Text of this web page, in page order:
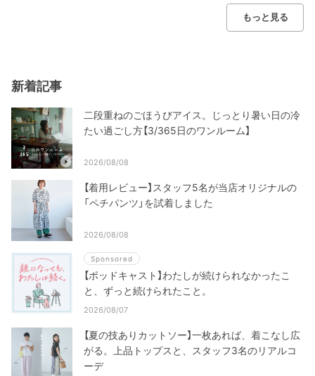
もっと見る
新着記事
二段重ねのごほうびアイス。じっとり暑い日の冷
たい過ごし方【3/365日のワンルーム】
2026/08/08
【着用レビュー】スタッフ5名が当店オリジナルの
「ペチパンツ」を試着しました
2026/08/08
Sponsored
【ポッドキャスト】わたしが続けられなかったこ
と、ずっと続けられたこと。
2026/08/07
【夏の技ありカットソー】一枚あれば、着こなし広
がる。上品トップスと、スタッフ3名のリアルコ
ーデ